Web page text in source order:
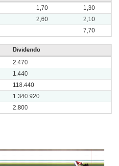
1,70
1,30
2,60
2,10
7,70
Dividendo
2.470
1.440
118.440
1.340.920
2.800